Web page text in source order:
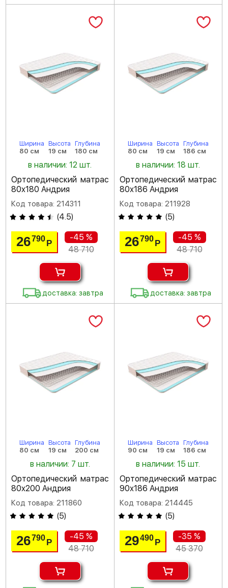
Ширина
80 см
Высота
19 см
Глубина
180 см
в наличии: 12 шт.
Ортопедический матрас
80х180 Андрия
Код товара: 214311
(4.5)
26790Р
-45 %
48 710
доставка: завтра
Ширина
80 см
Высота
19 см
Глубина
186 см
в наличии: 18 шт.
Ортопедический матрас
80х186 Андрия
Код товара: 211928
(5)
26790 Р
-45 %
48 710
доставка: завтра
Ширина
80 см
Высота
19 см
Глубина
200 см
в наличии: 7 шт.
Ортопедический матрас
80х200 Андрия
Код товара: 211860
(5)
26790Р
-45 %
48 710
Ширина
90 см
Высота
19 см
Глубина
186 см
в наличии: 15 шт.
Ортопедический матрас
90х186 Андрия
Код товара: 214445
(5)
29490 Р
-35 %
45 370